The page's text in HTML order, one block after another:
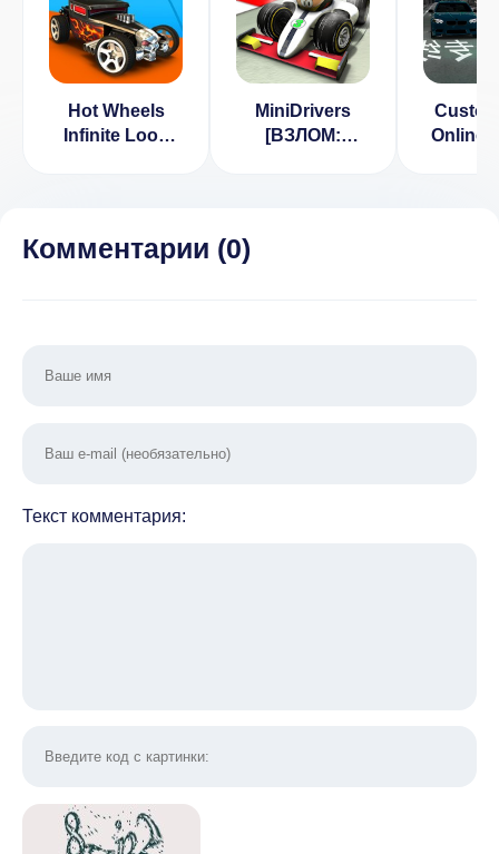
Hot Wheels
Infinite Loop
MiniDrivers
[ВЗЛОМ:
Online
Комментарии (0)
Текст комментария: